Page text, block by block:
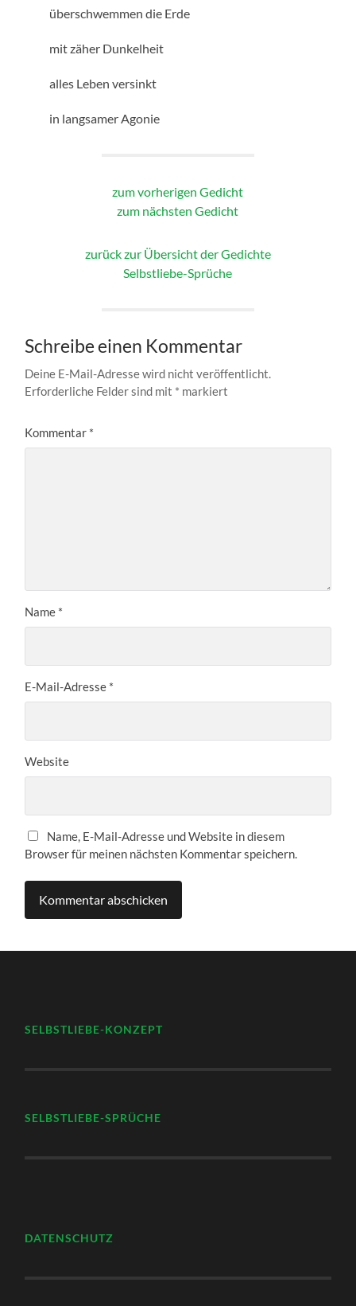
überschwemmen die Erde
mit zäher Dunkelheit
alles Leben versinkt
in langsamer Agonie
zum vorherigen Gedicht
zum nächsten Gedicht
zurück zur Übersicht der Gedichte
Selbstliebe-Sprüche
Schreibe einen Kommentar
Deine E-Mail-Adresse wird nicht veröffentlicht.
Erforderliche Felder sind mit * markiert
Kommentar *
Name *
E-Mail-Adresse *
Website
Name, E-Mail-Adresse und Website in diesem
Browser für meinen nächsten Kommentar speichern.
SELBSTLIEBE-KONZEPT
SELBSTLIEBE-SPRÜCHE
DATENSCHUTZ